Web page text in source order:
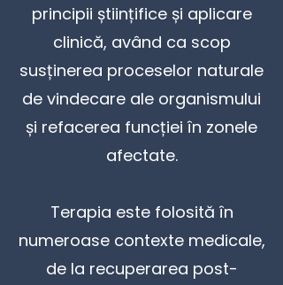
principii științifice și aplicare
clinică, având ca scop
susținerea proceselor naturale
de vindecare ale organismului
și refacerea funcției în zonele
afectate.
Terapia este folosită în
numeroase contexte medicale,
de la recuperarea post-